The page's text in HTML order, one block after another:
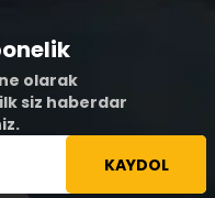
olarak
siz haberdar
KAYDOL